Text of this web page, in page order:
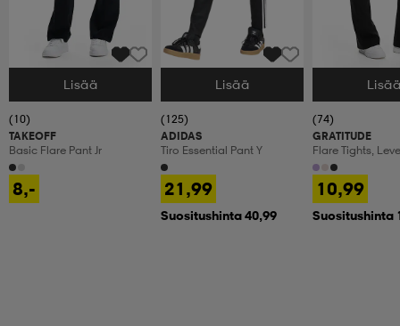
Valitse Koko
Lisää
(10)
TAKEOFF
Basic Flare Pant Jr
8,-
Valitse Koko
Lisää
(125)
ADIDAS
Tiro Essential Pant Y
21,99
Suositushinta 40,99
Valitse Koko
(74)
GRATITUDE
Flare Tights,
Treenitrikoot,
10,99
Suositushinta